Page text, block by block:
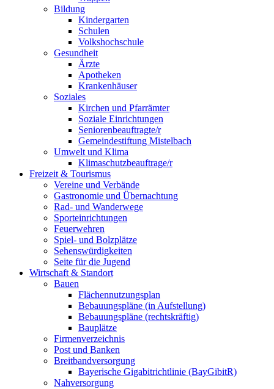
Bildung
Kindergarten
Schulen
Volkshochschule
Gesundheit
Ärzte
Apotheken
Krankenhäuser
Soziales
Kirchen und Pfarrämter
Soziale Einrichtungen
Seniorenbeauftragte/r
Gemeindestiftung Mistelbach
Umwelt und Klima
Klimaschutzbeauftrage/r
Freizeit & Tourismus
Vereine und Verbände
Gastronomie und Übernachtung
Rad- und Wanderwege
Sporteinrichtungen
Feuerwehren
Spiel- und Bolzplätze
Sehenswürdigkeiten
Seite für die Jugend
Wirtschaft & Standort
Bauen
Flächennutzungsplan
Bebauungspläne (in Aufstellung)
Bebauungspläne (rechtskräftig)
Bauplätze
Firmenverzeichnis
Post und Banken
Breitbandversorgung
Bayerische Gigabitrichtlinie (BayGibitR)
Nahversorgung